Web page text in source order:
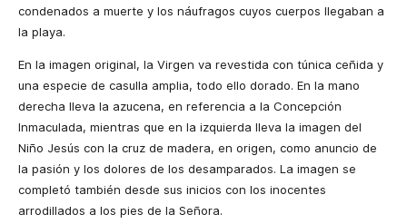
condenados a muerte y los náufragos cuyos cuerpos llegaban a
la playa.
En la imagen original, la Virgen va revestida con túnica ceñida y
una especie de casulla amplia, todo ello dorado. En la mano
derecha lleva la azucena, en referencia a la Concepción
Inmaculada, mientras que en la izquierda lleva la imagen del
Niño Jesús con la cruz de madera, en origen, como anuncio de
la pasión y los dolores de los desamparados. La imagen se
completó también desde sus inicios con los inocentes
arrodillados a los pies de la Señora.